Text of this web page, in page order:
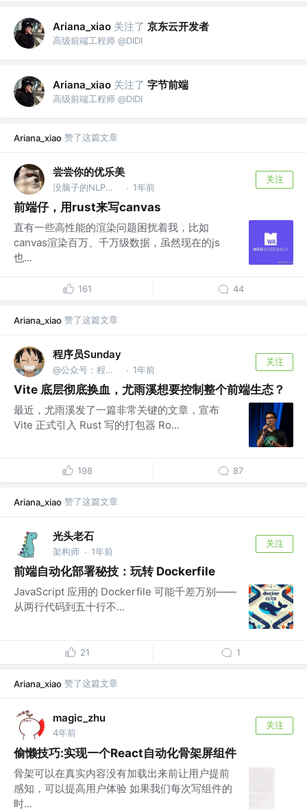
Ariana_xiao 关注了 京东云开发者
高级前端工程师 @DIDI
Ariana_xiao 关注了 字节前端
高级前端工程师 @DIDI
Ariana_xiao 赞了这篇文章
尝尝你的优乐美
没脑子的NLP学习者 @vue express · 1年前
关注
前端仔，用rust来写canvas
直有一些高性能的渲染问题困扰着我，比如
canvas渲染百万、千万级数据，虽然现在的js
也...
161 44
Ariana_xiao 赞了这篇文章
程序员Sunday
@公众号：程序员Sunday · 1年前
关注
Vite 底层彻底换血，尤雨溪想要控制整个前端生态？
最近，尤雨溪发了一篇非常关键的文章，宣布
Vite 正式引入 Rust 写的打包器 Ro...
198 87
Ariana_xiao 赞了这篇文章
光头老石
架构师 · 1年前
关注
前端自动化部署秘技：玩转 Dockerfile
JavaScript 应用的 Dockerfile 可能千差万别——
从两行代码到五十行不...
21 1
Ariana_xiao 赞了这篇文章
magic_zhu
4年前
关注
偷懒技巧:实现一个React自动化骨架屏组件
骨架可以在真实内容没有加载出来前让用户提前
感知，可以提高用户体验 如果我们每次写组件的
时...